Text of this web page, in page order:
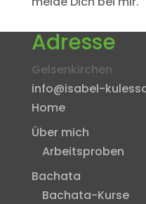
Adresse
Gelsenkirchen
info@isabel-
Home
Über mich
Arbeitsproben
Bachata
Bachata-Kurse